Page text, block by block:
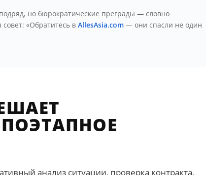
но бюрократические преграды — словно
совет: «Обратитесь вAllesAsia.com — они спасли не один
анализ ситуации, проверка контракта,